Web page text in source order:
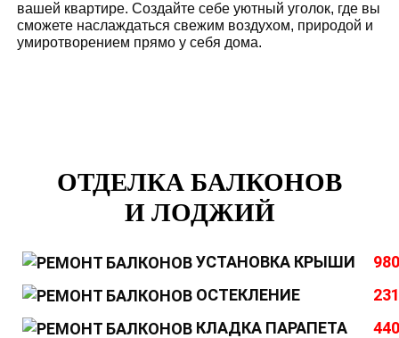
вашей квартире. Создайте себе уютный уголок, где вы
сможете наслаждаться свежим воздухом, природой и
умиротворением прямо у себя дома.
ОТДЕЛКА БАЛКОНОВ
И ЛОДЖИЙ
УСТАНОВКА КРЫШИ
ОСТЕКЛЕНИЕ
КЛАДКА ПАРАПЕТА